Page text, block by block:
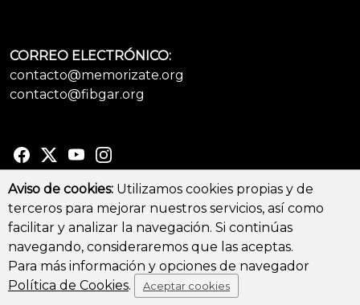
CORREO ELECTRÓNICO:
contacto@memorizate.org
contacto@fibgar.org
© Copyright 2026 - All Rights Reserved
Aviso legal y Política de privacidad -Política de cookies
Aviso de cookies: Utilizamos cookies propias y de
terceros para mejorar nuestros servicios, así como
facilitar y analizar la navegación. Si continúas
navegando, consideraremos que las aceptas.
Para más información y opciones de navegador
Política de Cookies. Aceptar cookies